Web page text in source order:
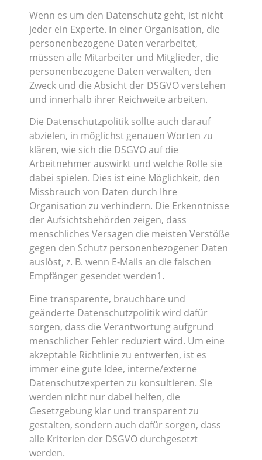
Wenn es um den Datenschutz geht, ist nicht
jeder ein Experte. In einer Organisation, die
personenbezogene Daten verarbeitet,
müssen alle Mitarbeiter und Mitglieder, die
personenbezogene Daten verwalten, den
Zweck und die Absicht der DSGVO verstehen
und innerhalb ihrer Reichweite arbeiten.
Die Datenschutzpolitik sollte auch darauf
abzielen, in möglichst genauen Worten zu
klären, wie sich die DSGVO auf die
Arbeitnehmer auswirkt und welche Rolle sie
dabei spielen. Dies ist eine Möglichkeit, den
Missbrauch von Daten durch Ihre
Organisation zu verhindern. Die Erkenntnisse
der Aufsichtsbehörden zeigen, dass
menschliches Versagen die meisten Verstöße
gegen den Schutz personenbezogener Daten
auslöst, z. B. wenn E-Mails an die falschen
Empfänger gesendet werden1.
Eine transparente, brauchbare und
geänderte Datenschutzpolitik wird dafür
sorgen, dass die Verantwortung aufgrund
menschlicher Fehler reduziert wird. Um eine
akzeptable Richtlinie zu entwerfen, ist es
immer eine gute Idee, interne/externe
Datenschutzexperten zu konsultieren. Sie
werden nicht nur dabei helfen, die
Gesetzgebung klar und transparent zu
gestalten, sondern auch dafür sorgen, dass
alle Kriterien der DSGVO durchgesetzt
werden.